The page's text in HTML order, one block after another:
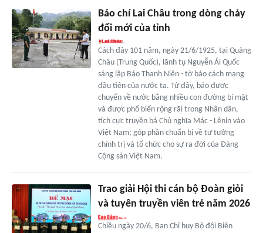
Báo chí Lai Châu trong dòng chảy
đổi mới của tỉnh
Cách đây 101 năm, ngày 21/6/1925, tại Quảng
Châu (Trung Quốc), lãnh tụ Nguyễn Ái Quốc
sáng lập Báo Thanh Niên - tờ báo cách mạng
đầu tiên của nước ta. Từ đây, báo được
chuyển về nước bằng nhiều con đường bí mật
và được phổ biến rộng rãi trong Nhân dân,
tích cực truyền bá Chủ nghĩa Mác - Lênin vào
Việt Nam; góp phần chuẩn bị về tư tưởng
chính trị và tổ chức cho sự ra đời của Đảng
Cộng sản Việt Nam.
Trao giải Hội thi cán bộ Đoàn giỏi
và tuyên truyền viên trẻ năm 2026
Chiều ngày 20/6, Ban Chỉ huy Bộ đội Biên